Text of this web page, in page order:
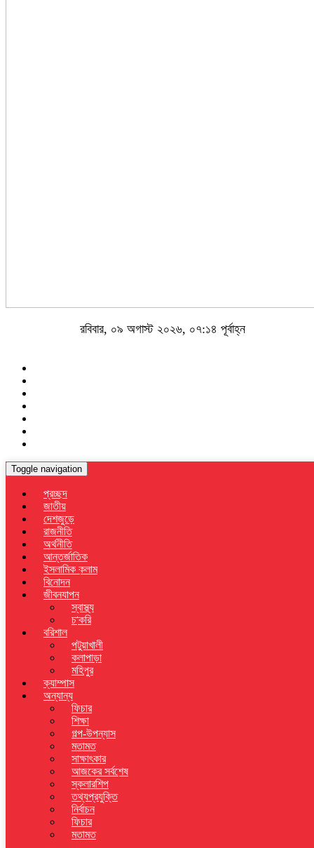
রবিবার, ০৯ অগাস্ট ২০২৬, ০৭:১৪ পূর্বাহ্ন
Toggle navigation
প্রচ্ছদ
জাতীয়
দেশজুড়ে
রাজনীতি
অর্থনীতি
আন্তর্জাতিক
ইসলামিক কলাম
বিনোদন
জীবনযাপন
স্বাস্থ্য
চাকরি
বরিশাল
পটুয়াখালী
কলাপাড়া
মহিপুর
ক্যাম্পাস
অন্যান্য
ফিচার
শিক্ষা
গল্প-উপন্যাস
মতামত
সাক্ষাৎকার
আজকের সর্বশেষ
স্কলারশিপ
তথ্যপ্রযুক্তি
নির্বাচন
ফিচার
মতামত